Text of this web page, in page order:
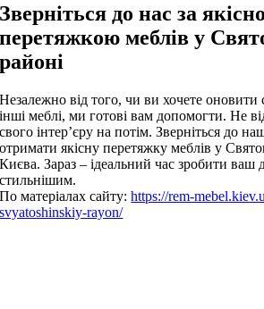
Зверніться до нас за
перетяжкою меблів у
районі
Незалежно від того, чи ви хочете оновити
інші меблі, ми готові вам допомогти. Не
свого інтер’єру на потім. Зверніться до
отримати якісну перетяжку меблів у
Києва. Зараз – ідеальний час зробити
стильнішим.
По матеріалах сайту:https://rem-
svyatoshinskiy-rayon/